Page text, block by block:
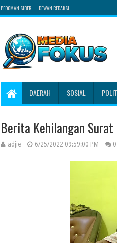
PEDOMAN SIBER DEWAN REDAKSI
DAERAH SOSIAL
Berita Kehilangan
adjie 6/25/2022 09:59:00 PM 0